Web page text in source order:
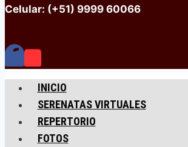
Celular: (+51) 9999 60066
INICIO
SERENATAS VIRTUALES
REPERTORIO
FOTOS